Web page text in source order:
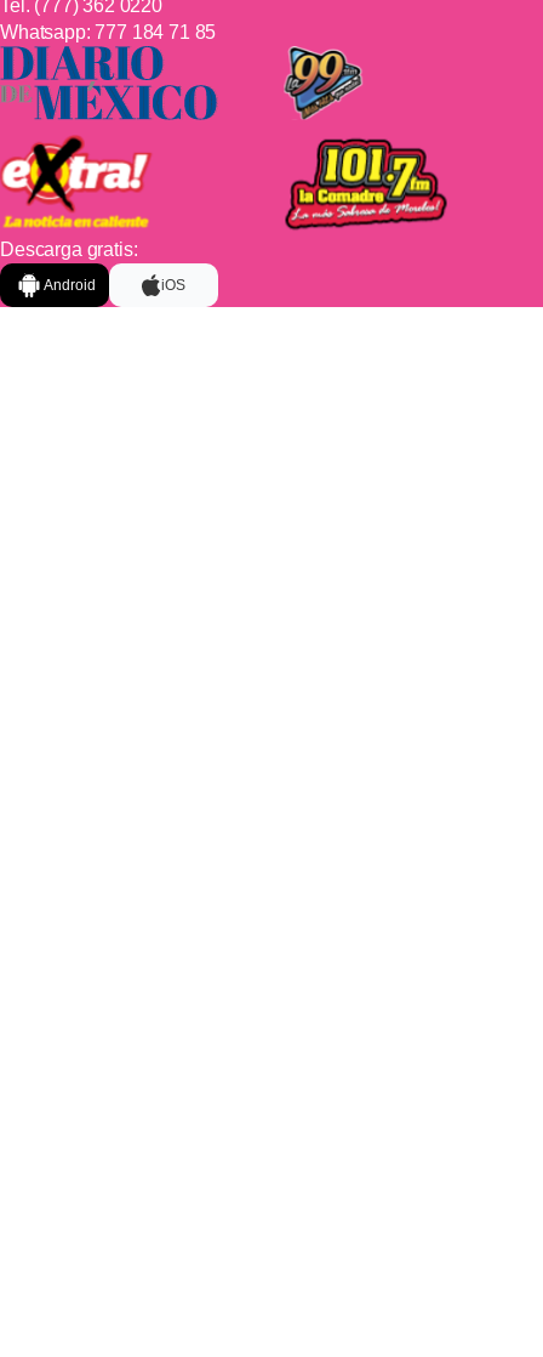
Tel. (777) 362 0220
Whatsapp:777 184 71 85
Descarga gratis:
Android iOS